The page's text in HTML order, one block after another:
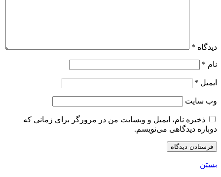
دیدگاه *
نام *
ایمیل *
وب‌ سایت
ذخیره نام، ایمیل و وبسایت من در مرورگر برای زمانی که
دوباره دیدگاهی می‌نویسم.
بستن